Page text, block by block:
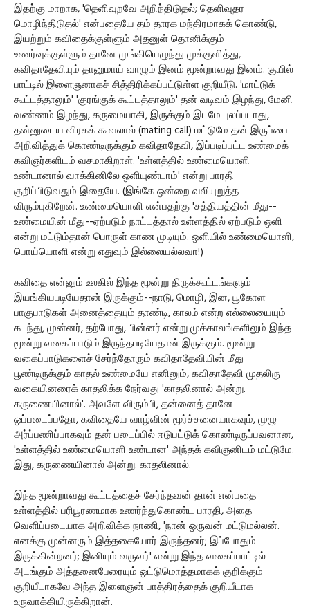
இதற்கு மாறாக, 'தெளிவுறவே அறிந்திடுதல்; தெளிவுதர
மொழிந்திடுதல்' என்பதையே தம் தாரக மந்திரமாகக் கொண்டு,
இயற்றும் கவிதைக்குள்ளும் அதனுள் தொனிக்கும்
உணர்வுக்குள்ளும் தானே முங்கியெழுந்து முக்குளித்து,
கவிதாதேவியும் தானுமாய் வாழும் இனம் மூன்றாவது இனம். குயில்
பாட்டில் இளைஞனாகச் சித்திரிக்கப்பட்டுள்ள குறியீடு. 'மாட்டுக்
கூட்டத்தாலும்' 'குரங்குக் கூட்டத்தாலும்' தன் வடிவம் இழந்து, மேனி
வண்ணம் இழந்து, கருமையாகி, இருக்கும் இடமே புலப்படாது,
தன்னுடைய விரகக் கூவலால் (mating call) மட்டுமே தன் இருப்பை
அறிவித்துக் கொண்டிருக்கும் கவிதாதேவி, இப்படிப்பட்ட உண்மைக்
கவிஞர்களிடம் வசமாகிறாள். 'உள்ளத்தில் உண்மையொளி
உண்டானால் வாக்கினிலே ஒளியுண்டாம்' என்று பாரதி
குறிப்பிடுவதும் இதையே. (இங்கே ஒன்றை வலியுறுத்த
விரும்புகிறேன். உண்மையொளி என்பதற்கு 'சத்தியத்தின் மீது--
உண்மையின் மீது--ஏற்படும் நாட்டத்தால் உள்ளத்தில் ஏற்படும் ஒளி
என்று மட்டும்தான் பொருள் காண முடியும். ஒளியில் உண்மையொளி,
பொய்யொளி என்று எதுவும் இல்லையல்லவா!)
கவிதை என்னும் உலகில் இந்த மூன்று திருக்கூட்டங்களும்
இயங்கியபடியேதான் இருக்கும்--நாடு, மொழி, இன, பூகோள
பாகுபாடுகள் அனைத்தையும் தாண்டி, காலம் என்ற எல்லையையும்
கடந்து, முன்னர், தற்போது, பின்னர் என்று முக்காலங்களிலும் இந்த
மூன்று வகைப்பாடும் இருந்தபடியேதான் இருக்கும். மூன்று
வகைப்பாடுகளைச் சேர்ந்தோரும் கவிதாதேவியின் மீது
பூண்டிருக்கும் காதல் உண்மையே எனினும், கவிதாதேவி முதலிரு
வகையினரைக் காதலிக்க நேர்வது 'காதலினால் அன்று.
கருணையினால்'. அவளே விரும்பி, தன்னைத் தானே
ஒப்படைப்பதோ, கவிதையே வாழ்வின் மூர்ச்சனையாகவும், முழு
அர்ப்பணிப்பாகவும் தன் படைப்பில் ஈடுபட்டுக் கொண்டிருப்பவனான,
'உள்ளத்தில் உண்மையொளி உண்டான' அந்தக் கவிஞனிடம் மட்டுமே.
இது, கருணையினால் அன்று. காதலினால்.
இந்த மூன்றாவது கூட்டத்தைச் சேர்ந்தவன் தான் என்பதை
உள்ளத்தில் பரிபூரணமாக உணர்ந்துகொண்ட பாரதி, அதை
வெளிப்படையாக அறிவிக்க நாணி, 'நான் ஒருவன் மட்டுமல்லன்.
எனக்கு முன்னரும் இத்தகையோர் இருந்தனர்; இப்போதும்
இருக்கின்றனர்; இனியும் வருவர்' என்று இந்த வகைப்பாட்டில்
அடங்கும் அத்தனைபேரையும் ஒட்டுமொத்தமாகக் குறிக்கும்
குறியீடாகவே அந்த இளைஞன் பாத்திரத்தைக் குறியீடாக
உருவாக்கியிருக்கிறான்.